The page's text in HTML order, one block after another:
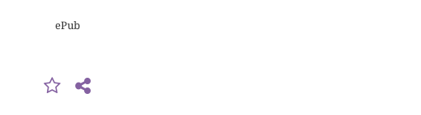
ePub